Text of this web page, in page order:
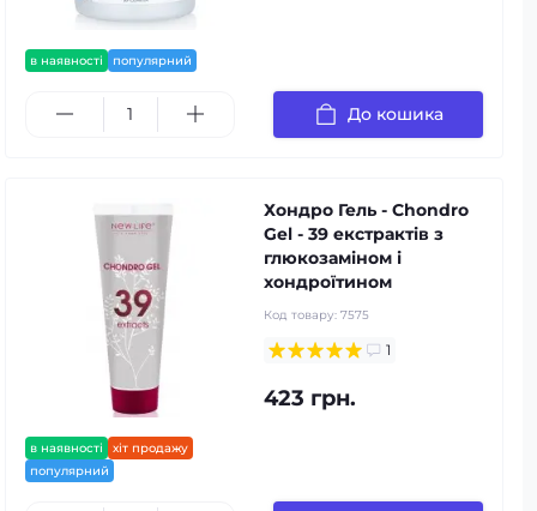
в наявності популярний
До кошика
в наявності
хіт продажу
популярний
Хондро Гель - Chondro
Gel - 39 екстрактів з
глюкозаміном і
хондроїтином
Код товару: 7575
1
423 грн.